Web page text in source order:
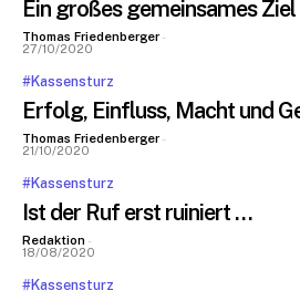
Ein großes gemeinsames Ziel
Thomas Friedenberger -
27/10/2020
#Kassensturz
Erfolg, Einfluss, Macht und
Thomas Friedenberger -
21/10/2020
#Kassensturz
Ist der Ruf erst ruiniert …
Redaktion -
18/08/2020
#Kassensturz